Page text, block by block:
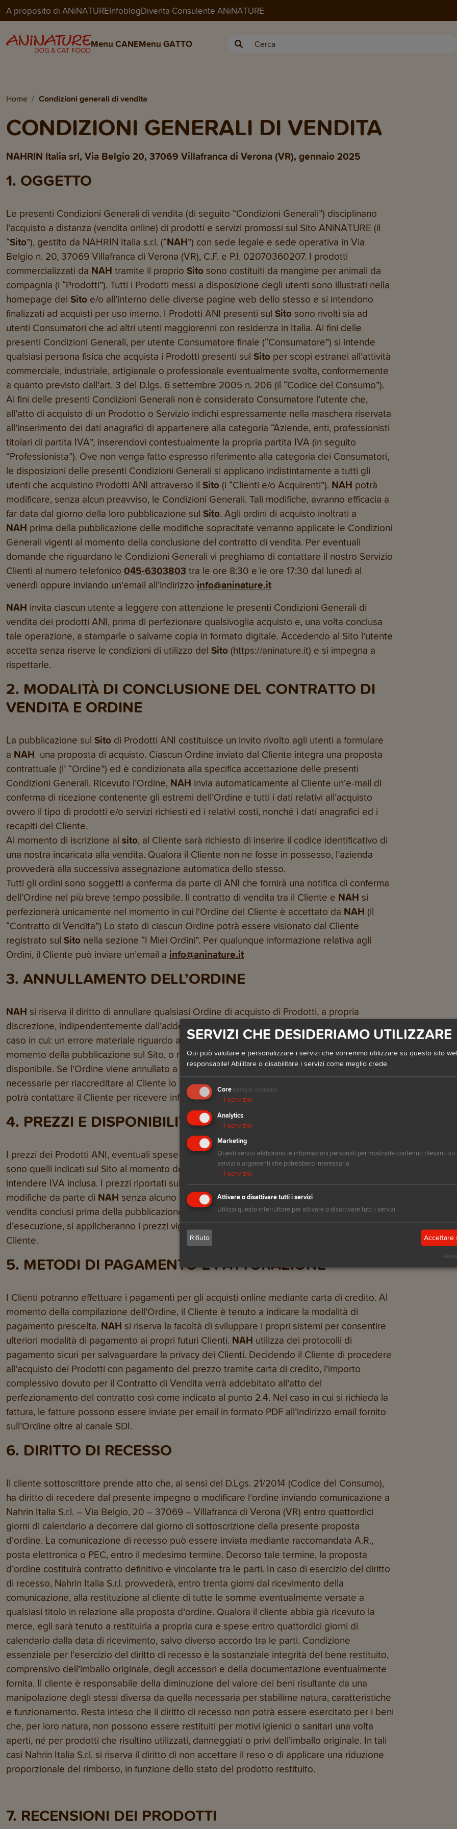
A proposito di ANiNATUREInfoblogDiventa Consulente ANiNATURE
Menu CANEMenu GATTO
Home Condizioni generali di vendita
CONDIZIONI GENERALI DI VENDITA
NAHRIN Italia srl, Via Belgio 20, 37069 Villafranca di Verona (VR), gennaio 2025
1. OGGETTO
Le presenti Condizioni Generali di vendita (di seguito “Condizioni Generali”) disciplinano
l’acquisto a distanza (vendita online) di prodotti e servizi promossi sul Sito ANiNATURE (il
“Sito”), gestito da NAHRIN Italia s.r.l. (“NAH”) con sede legale e sede operativa in Via
Belgio n. 20, 37069 Villafranca di Verona (VR), C.F. e P.I. 02070360207. I prodotti
commercializzati da NAH tramite il proprio Sito sono costituiti da mangime per animali da
compagnia (i “Prodotti”). Tutti i Prodotti messi a disposizione degli utenti sono illustrati nella
homepage del Sito e/o all’interno delle diverse pagine web dello stesso e si intendono
finalizzati ad acquisti per uso interno. I Prodotti ANI presenti sul Sito sono rivolti sia ad
utenti Consumatori che ad altri utenti maggiorenni con residenza in Italia. Ai fini delle
presenti Condizioni Generali, per utente Consumatore finale (“Consumatore”) si intende
qualsiasi persona fisica che acquista i Prodotti presenti sul Sito per scopi estranei all’attività
commerciale, industriale, artigianale o professionale eventualmente svolta, conformemente
a quanto previsto dall’art. 3 del D.lgs. 6 settembre 2005 n. 206 (il “Codice del Consumo”).
Ai fini delle presenti Condizioni Generali non è considerato Consumatore l’utente che,
all’atto di acquisto di un Prodotto o Servizio indichi espressamente nella maschera riservata
all’inserimento dei dati anagrafici di appartenere alla categoria “Aziende, enti, professionisti
titolari di partita IVA”, inserendovi contestualmente la propria partita IVA (in seguito
“Professionista”). Ove non venga fatto espresso riferimento alla categoria dei Consumatori,
le disposizioni delle presenti Condizioni Generali si applicano indistintamente a tutti gli
utenti che acquistino Prodotti ANI attraverso il Sito (i “Clienti e/o Acquirenti”). NAH potrà
modificare, senza alcun preavviso, le Condizioni Generali. Tali modifiche, avranno efficacia a
far data dal giorno della loro pubblicazione sul Sito. Agli ordini di acquisto inoltrati a
NAH prima della pubblicazione delle modifiche sopracitate verranno applicate le Condizioni
Generali vigenti al momento della conclusione del contratto di vendita. Per eventuali
domande che riguardano le Condizioni Generali vi preghiamo di contattare il nostro Servizio
Clienti al numero telefonico 045-6303803 tra le ore 8:30 e le ore 17:30 dal lunedì al
venerdì oppure inviando un’email all’indirizzo info@aninature.it
NAH invita ciascun utente a leggere con attenzione le presenti Condizioni Generali di
vendita dei prodotti ANI, prima di perfezionare qualsivoglia acquisto e, una volta conclusa
tale operazione, a stamparle o salvarne copia in formato digitale. Accedendo al Sito l’utente
accetta senza riserve le condizioni di utilizzo del Sito (https://aninature.it) e si impegna a
rispettarle.
2. MODALITÀ DI CONCLUSIONE DEL CONTRATTO DI
VENDITA E ORDINE
La pubblicazione sul Sito di Prodotti ANI costituisce un invito rivolto agli utenti a formulare
a NAH una proposta di acquisto. Ciascun Ordine inviato dal Cliente integra una proposta
contrattuale (l’ “Ordine”) ed è condizionata alla specifica accettazione delle presenti
Condizioni Generali. Ricevuto l’Ordine, NAH invia automaticamente al Cliente un’e-mail di
conferma di ricezione contenente gli estremi dell’Ordine e tutti i dati relativi all’acquisto
ovvero il tipo di prodotti e/o servizi richiesti ed i relativi costi, nonché i dati anagrafici ed i
recapiti del Cliente.
Al momento di iscrizione al sito, al Cliente sarà richiesto di inserire il codice identificativo di
una nostra incaricata alla vendita. Qualora il Cliente non ne fosse in possesso, l’azienda
provvederà alla successiva assegnazione automatica dello stesso.
Tutti gli ordini sono soggetti a conferma da parte di ANI che fornirà una notifica di conferma
dell’Ordine nel più breve tempo possibile. Il contratto di vendita tra il Cliente e NAH si
perfezionerà unicamente nel momento in cui l'Ordine del Cliente è accettato da NAH (il
“Contratto di Vendita”) Lo stato di ciascun Ordine potrà essere visionato dal Cliente
registrato sul Sito nella sezione “I Miei Ordini”. Per qualunque informazione relativa agli
Ordini, il Cliente può inviare un’email a info@aninature.it
3. ANNULLAMENTO DELL’ORDINE
NAH si riserva il diritto di annullare qualsiasi Ordine di acquisto di Prodotti, a propria
discrezione, indipendentemente dall’addebito o meno sulla carta di credito del Cliente, nel
caso in cui: un errore materiale riguardo al prezzo o ai Prodotti ANI si fosse verificato al
momento della pubblicazione sul Sito, o nel caso in cui il Prodotto richiesto non fosse più
disponibile. Se l’Ordine viene annullato a pagamento effettuato,NAH adotterà le misure
necessarie per riaccreditare al Cliente lo stesso ammontare dell’importo già versato (o
potrà contattare il Cliente per ricevere informazioni a tale fine).
4. PREZZI E DISPONIBILITÀ
I prezzi dei Prodotti ANI, eventuali spese di spedizione e i termini di pagamento applicati
sono quelli indicati sul Sito al momento dell’Ordine online. I prezzi indicati sono da
intendere IVA inclusa. I prezzi riportati sul
Sitosono soggetti a possibili variazioni e/o
modifiche da parte di NAH senza alcuno obbligo di preavviso al Cliente. Ai contratti di
vendita conclusi prima della pubblicazione delle suddette modifiche, ma ancora in corso
d’esecuzione, si applicheranno i prezzi vigenti al momento in cuiNAHriceverà l’Ordine del
Cliente.
5. METODI DI PAGAMENTO E FATTURAZIONE
I Clienti potranno effettuare i pagamenti per gli acquisti online mediante carta di credito. Al
momento della compilazione dell’Ordine, il Cliente è tenuto a indicare la modalità di
pagamento prescelta. NAH si riserva la facoltà di sviluppare i propri sistemi per consentire
ulteriori modalità di pagamento ai propri futuri Clienti. NAH utilizza dei protocolli di
pagamento sicuri per salvaguardare la privacy dei Clienti. Decidendo il Cliente di procedere
all’acquisto dei Prodotti con pagamento del prezzo tramite carta di credito, l’importo
complessivo dovuto per il Contratto di Vendita verrà addebitato all’atto del
perfezionamento del contratto così come indicato al punto 2.4. Nel caso in cui si richieda la
fattura, le fatture possono essere inviate per email in formato PDF all’indirizzo email fornito
sull’Ordine oltre al canale SDI.
6. DIRITTO DI RECESSO
Il cliente sottoscrittore prende atto che, ai sensi del D.Lgs. 21/2014 (Codice del Consumo),
ha diritto di recedere dal presente impegno o modificare l’ordine inviando comunicazione a
Nahrin Italia S.r.l. – Via Belgio, 20 – 37069 – Villafranca di Verona (VR) entro quattordici
giorni di calendario a decorrere dal giorno di sottoscrizione della presente proposta
d’ordine. La comunicazione di recesso può essere inviata mediante raccomandata A.R.,
posta elettronica o PEC, entro il medesimo termine. Decorso tale termine, la proposta
d’ordine costituirà contratto definitivo e vincolante tra le parti. In caso di esercizio del diritto
di recesso, Nahrin Italia S.r.l. provvederà, entro trenta giorni dal ricevimento della
comunicazione, alla restituzione al cliente di tutte le somme eventualmente versate a
qualsiasi titolo in relazione alla proposta d’ordine. Qualora il cliente abbia già ricevuto la
merce, egli sarà tenuto a restituirla a propria cura e spese entro quattordici giorni di
calendario dalla data di ricevimento, salvo diverso accordo tra le parti. Condizione
essenziale per l’esercizio del diritto di recesso è la sostanziale integrità del bene restituito,
comprensivo dell’imballo originale, degli accessori e della documentazione eventualmente
fornita. Il cliente è responsabile della diminuzione del valore dei beni risultante da una
manipolazione degli stessi diversa da quella necessaria per stabilirne natura, caratteristiche
e funzionamento. Resta inteso che il diritto di recesso non potrà essere esercitato per i beni
che, per loro natura, non possono essere restituiti per motivi igienici o sanitari una volta
aperti, né per prodotti che risultino utilizzati, danneggiati o privi dell’imballo originale. In tali
casi Nahrin Italia S.r.l. si riserva il diritto di non accettare il reso o di applicare una riduzione
proporzionale del rimborso, in funzione dello stato del prodotto restituito.
7. RECENSIONI DEI PRODOTTI
SERVIZI CHE DESIDERIAMO UTILIZZARE
Qui può valutare e personalizzare i servizi che vorremmo utilizzare su questo sito
responsabile! Abilitare o disabilitare i servizi come meglio crede.
Core (sempre richiesto)
↓ 1 servizio
Analytics
↓ 1 servizio
Marketing
Questi servizi elaborano le informazioni personali per mostrarle contenuti rilevanti su
servizi o argomenti che potrebbero interessarla.
↓ 1 servizio
Attivare o disattivare tutti i servizi
Utilizzi questo interruttore per attivare o disattivare tutti i servizi.
Rifiuto Accettare